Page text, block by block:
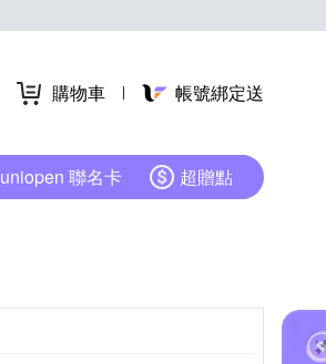
購物車 帳號綁定送
uniopen 聯名卡 超贈點